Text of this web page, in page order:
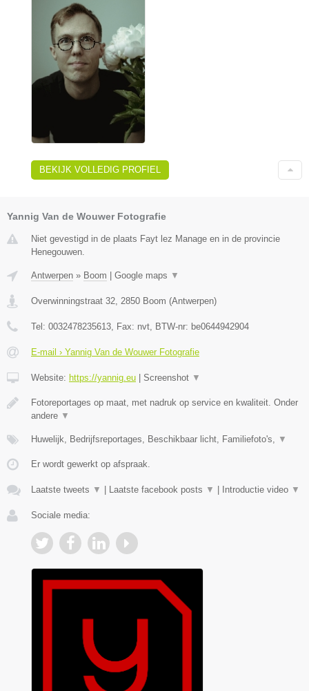
BEKIJK VOLLEDIG PROFIEL
Yannig Van de Wouwer Fotografie
Niet gevestigd in de plaats Fayt lez Manage en in de provincie
Henegouwen.
Antwerpen » Boom Google maps ▼
Overwinningstraat 32 2850 Boom (Antwerpen)
Tel: 0032478235613 , Fax: nvt , BTW-nr: be0644942904
E-mail › Yannig Van de Wouwer Fotografie
Website: https://yannig.eu Screenshot ▼
Fotoreportages op maat, met nadruk op service en kwaliteit. Onder
andere ▼
Huwelijk, Bedrijfsreportages, Beschikbaar licht, Familiefoto's, ▼
Er wordt gewerkt op afspraak.
Laatste tweets ▼ Laatste facebook posts ▼ Introductie video ▼
Sociale media: